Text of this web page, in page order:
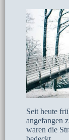
Seit heute
angefangen
waren die